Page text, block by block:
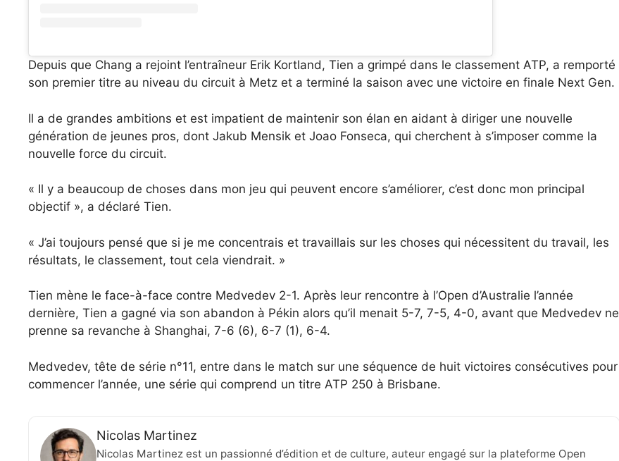
Depuis que Chang a rejoint l’entraîneur Erik Kortland, Tien a grimpé dans le classement ATP, a remporté
son premier titre au niveau du circuit à Metz et a terminé la saison avec une victoire en finale Next Gen.
Il a de grandes ambitions et est impatient de maintenir son élan en aidant à diriger une nouvelle
génération de jeunes pros, dont Jakub Mensik et Joao Fonseca, qui cherchent à s’imposer comme la
nouvelle force du circuit.
« Il y a beaucoup de choses dans mon jeu qui peuvent encore s’améliorer, c’est donc mon principal
objectif », a déclaré Tien.
« J’ai toujours pensé que si je me concentrais et travaillais sur les choses qui nécessitent du travail, les
résultats, le classement, tout cela viendrait. »
Tien mène le face-à-face contre Medvedev 2-1. Après leur rencontre à l’Open d’Australie l’année
dernière, Tien a gagné via son abandon à Pékin alors qu’il menait 5-7, 7-5, 4-0, avant que Medvedev ne
prenne sa revanche à Shanghai, 7-6 (6), 6-7 (1), 6-4.
Medvedev, tête de série n°11, entre dans le match sur une séquence de huit victoires consécutives pour
commencer l’année, une série qui comprend un titre ATP 250 à Brisbane.
Nicolas Martinez
Nicolas Martinez est un passionné d’édition et de culture, auteur engagé sur la plateforme Open